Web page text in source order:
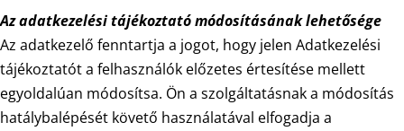
Az adatkezelési tájékoztató módosításának lehetősége
Az adatkezelő fenntartja a jogot, hogy jelen Adatkezelési
tájékoztatót a felhasználók előzetes értesítése mellett
egyoldalúan módosítsa. Ön a szolgáltatásnak a módosítás
hatálybalépését követő használatával elfogadja a